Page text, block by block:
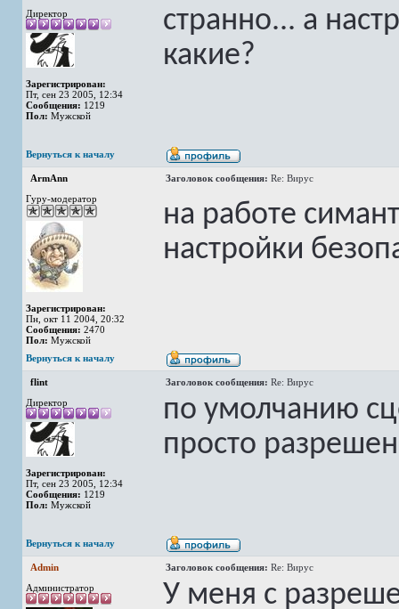
Директор
Зарегистрирован:
Пт, сен 23 2005, 12:34
Сообщения: 1219
Пол: Мужской
странно... а
какие?
Вернуться к началу
ArmAnn Заголовок сообщения: Re: Вирус
Гуру-модератор
Зарегистрирован:
Пн, окт 11 2004, 20:32
Сообщения: 2470
Пол: Мужской
на работе
настройки
Вернуться к началу
flint Заголовок сообщения: Re: Вирус
Директор
Зарегистрирован:
Пт, сен 23 2005, 12:34
Сообщения: 1219
Пол: Мужской
по умолчанию
просто
Вернуться к началу
Admin Заголовок сообщения: Re: Вирус
Администратор
У меня с